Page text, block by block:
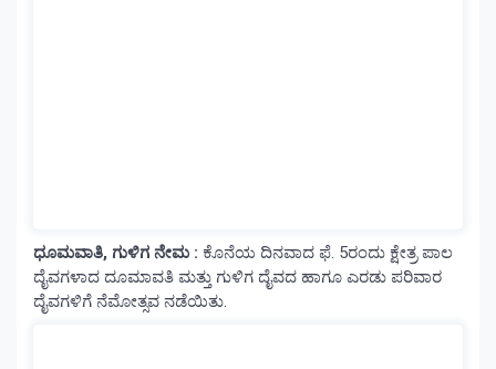
ಧೂಮವಾತಿ, ಗುಳಿಗ ನೇಮ : ಕೊನೆಯ ದಿನವಾದ ಫೆ. 5ರಂದು ಕ್ಷೇತ್ರ ಪಾಲ
ದೈವಗಳಾದ ದೂಮಾವತಿ ಮತ್ತು ಗುಳಿಗ ದೈವದ ಹಾಗೂ ಎರಡು ಪರಿವಾರ
ದೈವಗಳಿಗೆ ನೆಮೋತ್ಸವ ನಡೆಯಿತು.